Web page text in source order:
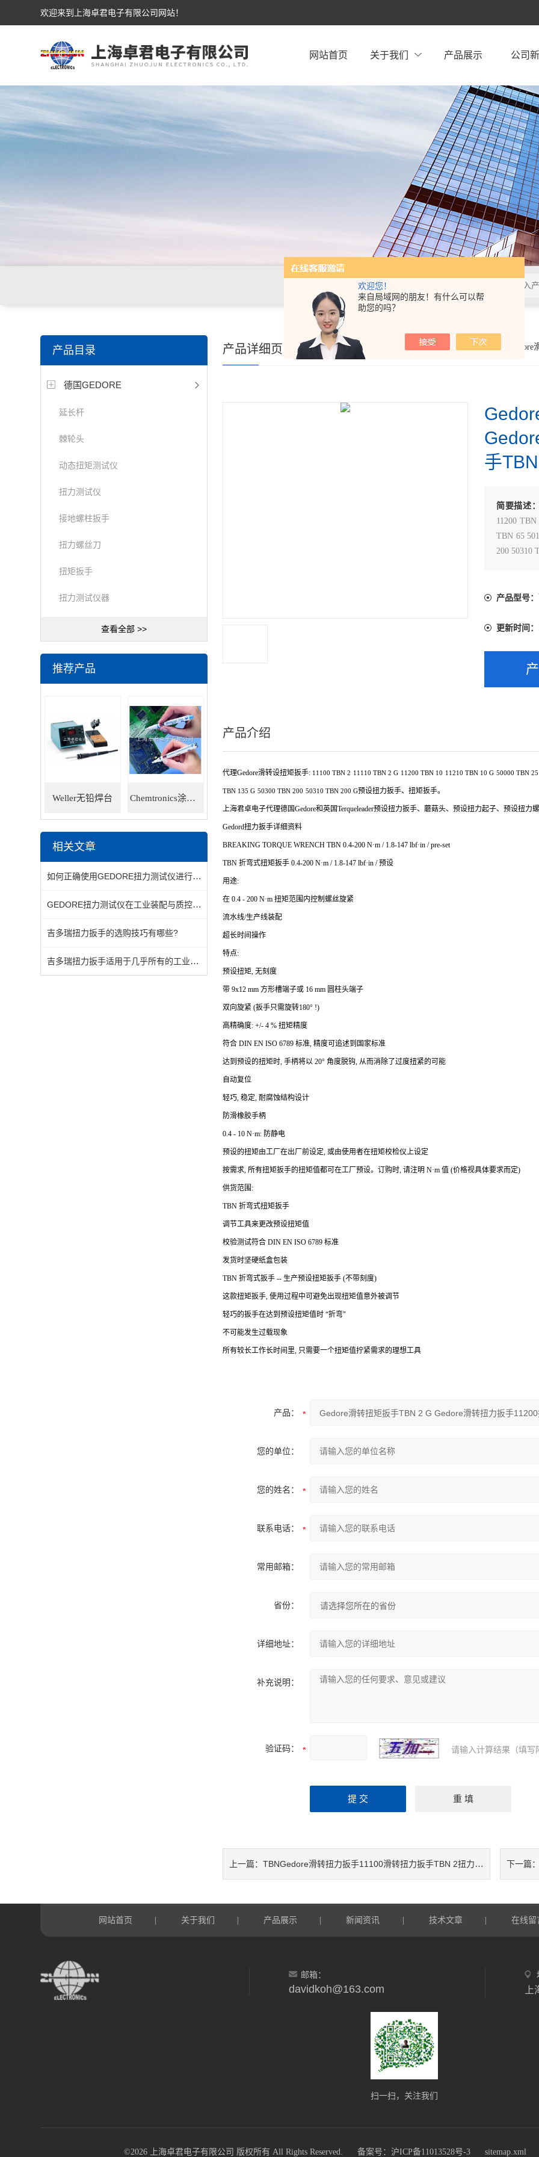
欢迎您！
来自局域网的朋友！有什么可以帮
助您的吗？
欢迎来到上海卓君电子有限公司网站！
网站首页 关于我们 产品展示 公司
产品目录
德国GEDORE
延长杆
棘轮头
动态扭矩测试仪
扭力测试仪
接地螺柱扳手
扭力螺丝刀
扭矩扳手
扭力测试仪器
查看全部 >>
推荐产品
Weller无铅焊台 Chemtronics涂层笔
相关文章
如何正确使用GEDORE扭力测试仪进行扭矩标定与校验
GEDORE扭力测试仪在工业装配与质控中的关键应用
吉多瑞扭力扳手的选购技巧有哪些?
吉多瑞扭力扳手适用于几乎所有的工业行业和制造领域
你的位置： 产品展示> > 德国GEDORE >Gedore
产品详细页
手
简要描述：
11200
TBN 65
200 50310
产品型号：
更新时间：
产品介绍
代理Gedore滑转设扭矩扳手:11100 TBN 2 11110 TBN 2 G 11200 TBN 10 11210 TBN 10 G 50000 TBN 25
TBN 135 G 50300 TBN 200 50310 TBN 200 G预设扭力扳手、扭矩扳手。
上海君卓电子代理德国Gedore和英国Terqueleader预设扭力扳手、蘑菇头、预设扭力起子、预设扭力
Gedord扭力扳手详细资料
BREAKING TORQUE WRENCH TBN 0.4-200 N·m / 1.8-147 lbf·in / pre-set
TBN 折弯式扭矩扳手 0.4-200 N·m / 1.8-147 lbf·in / 预设
用途:
在 0.4 - 200 N·m 扭矩范围内控制螺丝旋紧
流水线/生产线装配
超长时间操作
特点:
预设扭矩, 无刻度
带 9x12 mm 方形槽端子或 16 mm 圆柱头端子
双向旋紧 (扳手只需旋转180° !)
高精确度: +/- 4 % 扭矩精度
符合 DIN EN ISO 6789 标准, 精度可追述到国家标准
达到预设的扭矩时, 手柄将以 20° 角度脱钩, 从而消除了过度扭紧的可能
自动复位
轻巧, 稳定, 耐腐蚀结构设计
防滑橡胶手柄
0.4 - 10 N·m: 防静电
预设的扭矩由工厂在出厂前设定, 或由使用者在扭矩校检仪上设定
按需求, 所有扭矩扳手的扭矩值都可在工厂预设。订购时, 请注明 N·m 值 (价格视具体要求而定)
供货范围:
TBN 折弯式扭矩扳手
调节工具来更改预设扭矩值
校验测试符合 DIN EN ISO 6789 标准
发货时坚硬纸盒包装
TBN 折弯式扳手 -- 生产预设扭矩扳手 (不带刻度)
这款扭矩扳手, 使用过程中可避免出现扭矩值意外被调节
轻巧的扳手在达到预设扭矩值时 “折弯"
不可能发生过载现象
所有较长工作长时间里, 只需要一个扭矩值拧紧需求的理想工具
产品：
您的单位：
您的姓名：
联系电话：
常用邮箱：
省份：
详细地址：
补充说明：
验证码： 请输入计算结果（填写
上一篇： TBNGedore滑转扭力扳手11100滑转扭力扳手TBN 2扭力扳手11110 下一篇
网站首页 关于我们 产品展示 新闻资讯 技术文章 在线留
邮箱：
davidkoh@163.com
扫一扫，关注我们
©2026 上海卓君电子有限公司 版权所有 All Rights Reserved. 备案号：沪ICP备11013528号-3 sitemap.xml